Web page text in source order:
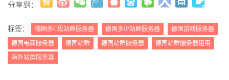
分享到：
( )
标签： 德国多C段站群服务器 德国多IP站群服务器
德国游戏服务器
德国电商服务器
德国站群 德国站群服务器
德国站群服务器租用
海外站群服务器